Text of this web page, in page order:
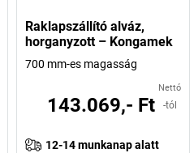
Raklapszállító alváz,
horganyzott – Kongamek
700 mm-es magasság
Nettó
143.069,- Ft -tól
12-14 munkanap alatt